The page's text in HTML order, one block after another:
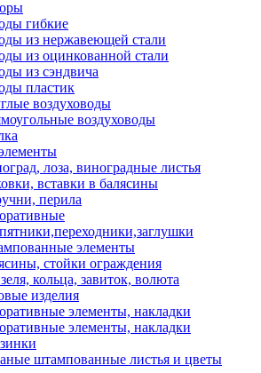
гибкие
из нержавеющей стали
из оцинкованной стали
из сэндвича
пластик
воздуховоды
воздуховоды
лоза, виноградные листья
вставки в балясины
перила
элементы
стойки ограждения
кольца, завиток, волюта
изделия
элементы, накладки
элементы, накладки
штампованные листья и цветы